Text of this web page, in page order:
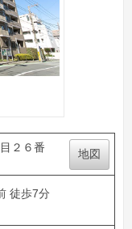
２６番
地図
徒歩7分